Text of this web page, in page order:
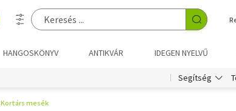
HANGOSKÖNYV ANTIKVÁR IDEGEN NYELVŰ
Segítség
Kortárs mesék